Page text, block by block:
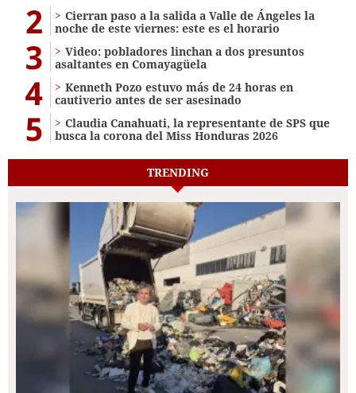
2
Cierran paso a la salida a Valle de Ángeles la
noche de este viernes: este es el horario
3
Video: pobladores linchan a dos presuntos
asaltantes en Comayagüela
4
Kenneth Pozo estuvo más de 24 horas en
cautiverio antes de ser asesinado
5
Claudia Canahuati, la representante de SPS que
busca la corona del Miss Honduras 2026
TRENDING